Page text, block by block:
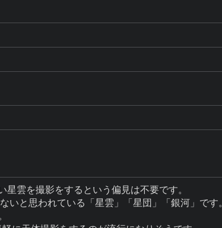
雲を撮影をするという偏見は不要です。
と思われている「星雲」「星団」「銀河」です。